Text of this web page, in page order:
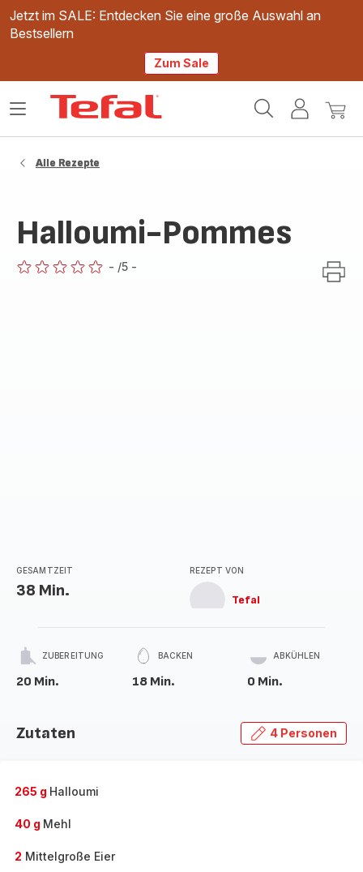
Jetzt im SALE: Entdecken Sie eine große Auswahl an
Bestsellern
Zum Sale
Mein
Mein
Das
Alle Rezepte
Halloumi-Pommes
- /5 -
GESAMTZEIT
38 Min.
REZEPT VON
Tefal
ZUBEREITUNG
20 Min.
BACKEN
18 Min.
ABKÜHLEN
0 Min.
Zutaten 4 Personen
265 g Halloumi
40 g Mehl
2 Mittelgroße Eier